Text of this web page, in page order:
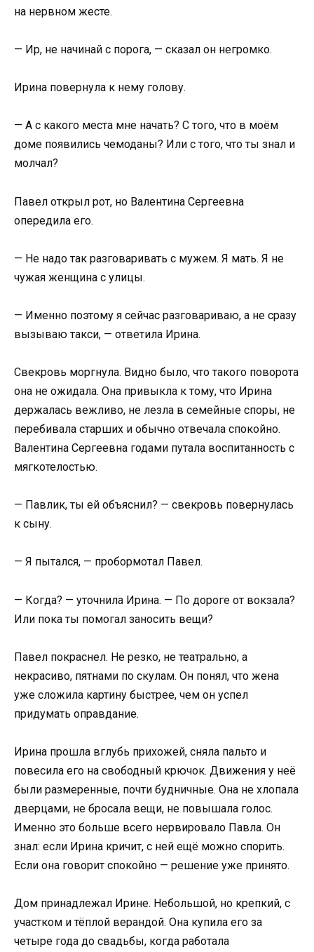
на нервном жесте.
— Ир, не начинай с порога, — сказал он негромко.
Ирина повернула к нему голову.
— А с какого места мне начать? С того, что в моём
доме появились чемоданы? Или с того, что ты знал и
молчал?
Павел открыл рот, но Валентина Сергеевна
опередила его.
— Не надо так разговаривать с мужем. Я мать. Я не
чужая женщина с улицы.
— Именно поэтому я сейчас разговариваю, а не сразу
вызываю такси, — ответила Ирина.
Свекровь моргнула. Видно было, что такого поворота
она не ожидала. Она привыкла к тому, что Ирина
держалась вежливо, не лезла в семейные споры, не
перебивала старших и обычно отвечала спокойно.
Валентина Сергеевна годами путала воспитанность с
мягкотелостью.
— Павлик, ты ей объяснил? — свекровь повернулась
к сыну.
— Я пытался, — пробормотал Павел.
— Когда? — уточнила Ирина. — По дороге от вокзала?
Или пока ты помогал заносить вещи?
Павел покраснел. Не резко, не театрально, а
некрасиво, пятнами по скулам. Он понял, что жена
уже сложила картину быстрее, чем он успел
придумать оправдание.
Ирина прошла вглубь прихожей, сняла пальто и
повесила его на свободный крючок. Движения у неё
были размеренные, почти будничные. Она не хлопала
дверцами, не бросала вещи, не повышала голос.
Именно это больше всего нервировало Павла. Он
знал: если Ирина кричит, с ней ещё можно спорить.
Если она говорит спокойно — решение уже принято.
Дом принадлежал Ирине. Небольшой, но крепкий, с
участком и тёплой верандой. Она купила его за
четыре года до свадьбы, когда работала